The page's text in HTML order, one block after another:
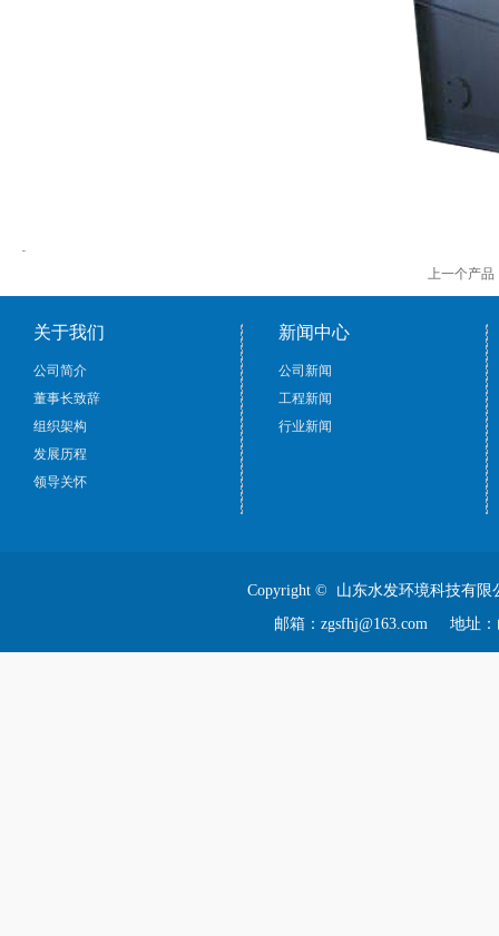
上一个产品
关于我们
公司简介
董事长致辞
组织架构
发展历程
领导关怀
新闻中心
公司新闻
工程新闻
行业新闻
Copyright © 山东水发环境科技有
邮箱：zgsfhj@163.com 地址